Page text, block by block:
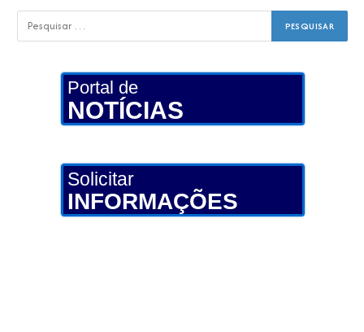
Portal de
NOTÍCIAS
Solicitar
INFORMAÇÕES